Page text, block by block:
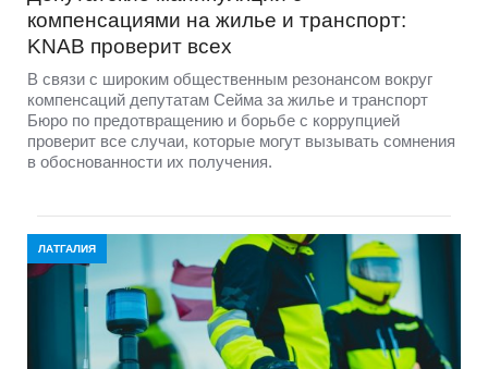
компенсациями на жилье и транспорт:
KNAB проверит всех
В связи с широким общественным резонансом вокруг
компенсаций депутатам Сейма за жилье и транспорт
Бюро по предотвращению и борьбе с коррупцией
проверит все случаи, которые могут вызывать сомнения
в обоснованности их получения.
ЛАТГАЛИЯ